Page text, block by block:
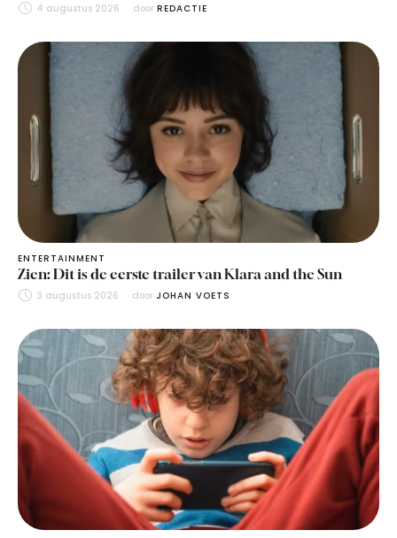
4 augustus 2026 door REDACTIE
ENTERTAINMENT
Zien: Dit is de eerste trailer van Klara and the Sun
3 augustus 2026 door JOHAN VOETS